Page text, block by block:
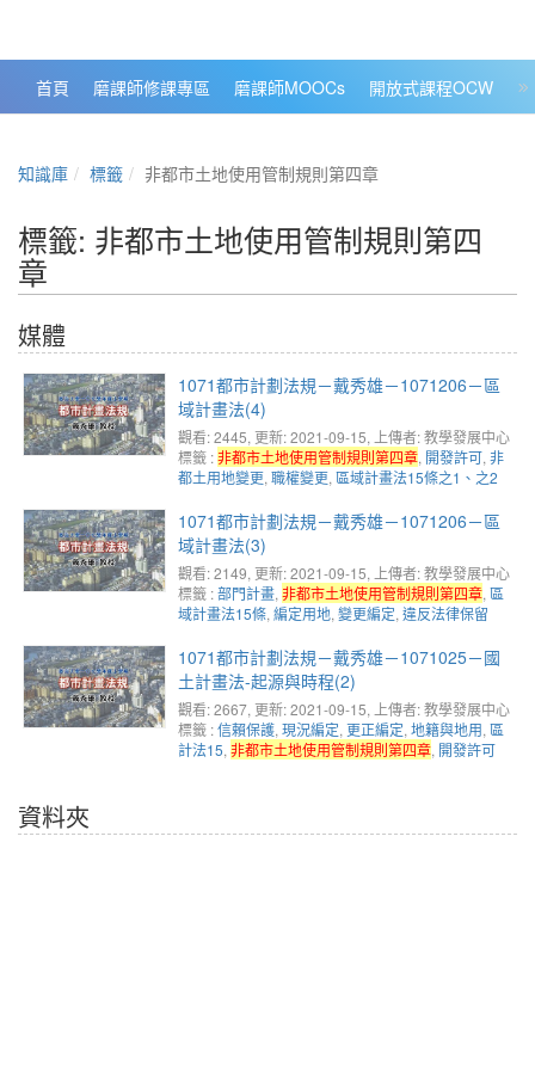
首頁 磨課師修課專區 磨課師MOOCs 開放式課程OCW
知識庫 標籤 非都市土地使用管制規則第四章
標籤: 非都市土地使用管制規則第四
章
媒體
1071都市計劃法規－戴秀雄－1071206－區
域計畫法(4)
觀看: 2445, 更新: 2021-09-15, 上傳者: 教學發展中心
標籤 :非都市土地使用管制規則第四章, 開發許可, 非
都土用地變更, 職權變更, 區域計畫法15條之1、之2
1071都市計劃法規－戴秀雄－1071206－區
域計畫法(3)
觀看: 2149, 更新: 2021-09-15, 上傳者: 教學發展中心
標籤 :部門計畫, 非都市土地使用管制規則第四章, 區
域計畫法15條, 編定用地, 變更編定, 違反法律保留
1071都市計劃法規－戴秀雄－1071025－國
土計畫法-起源與時程(2)
觀看: 2667, 更新: 2021-09-15, 上傳者: 教學發展中心
標籤 :信賴保護, 現況編定, 更正編定, 地籍與地用, 區
計法15, 非都市土地使用管制規則第四章, 開發許可
資料夾